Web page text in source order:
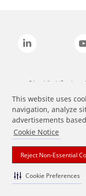
This website uses
navigation, analyze
advertisements
Cookie Notice
Reject Non-Essential
Cookie Preferences
Các nhãn hiệu